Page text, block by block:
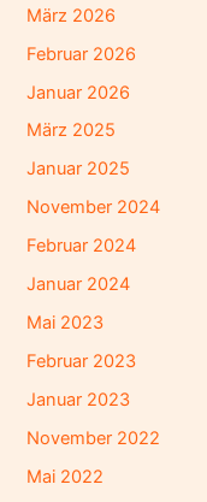
März 2026
Februar 2026
Januar 2026
März 2025
Januar 2025
November 2024
Februar 2024
Januar 2024
Mai 2023
Februar 2023
Januar 2023
November 2022
Mai 2022